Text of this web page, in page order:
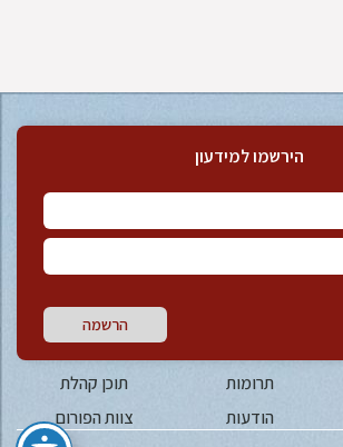
הירשמו למידעון
הרשמה
תרומות
תוכן קהלת
הודעות צוות הפורום